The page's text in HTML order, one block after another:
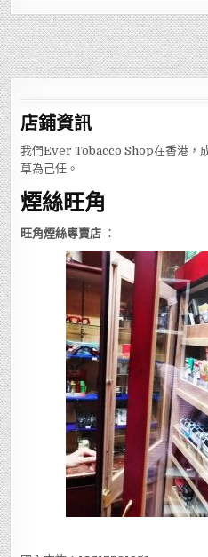
店鋪資訊
我們Ever Tobacco Shop在香港，
草為己任。
煙絲旺角
旺角煙絲專賣店 ：